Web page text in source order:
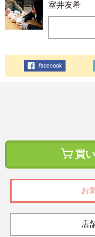
室井友希
買
お
店